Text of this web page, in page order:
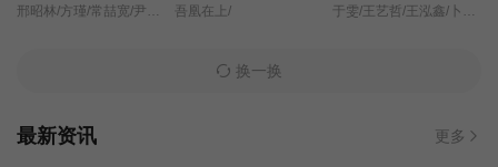
吾凰在上/
换一换
最新资讯 更多